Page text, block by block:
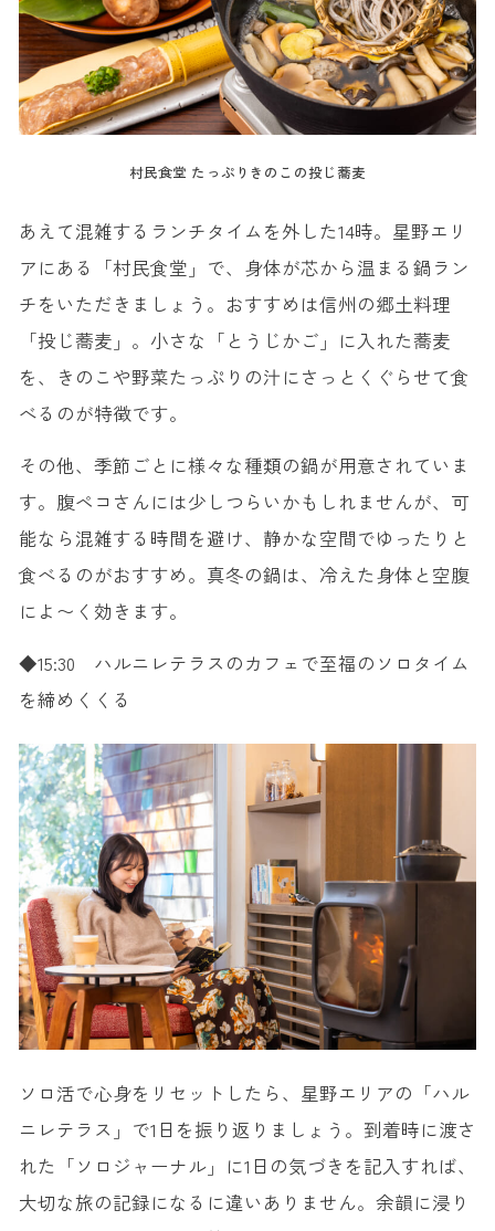
村民食堂 たっぷりきのこの投じ蕎麦
あえて混雑するランチタイムを外した14時。星野エリ
アにある「村民食堂」で、身体が芯から温まる鍋ラン
チをいただきましょう。おすすめは信州の郷土料理
「投じ蕎麦」。小さな「とうじかご」に入れた蕎麦
を、きのこや野菜たっぷりの汁にさっとくぐらせて食
べるのが特徴です。
その他、季節ごとに様々な種類の鍋が用意されていま
す。腹ペコさんには少しつらいかもしれませんが、可
能なら混雑する時間を避け、静かな空間でゆったりと
食べるのがおすすめ。真冬の鍋は、冷えた身体と空腹
によ〜く効きます。
◆15:30 ハルニレテラスのカフェで至福のソロタイム
を締めくくる
ソロ活で心身をリセットしたら、星野エリアの「ハル
ニレテラス」で1日を振り返りましょう。到着時に渡さ
れた「ソロジャーナル」に1日の気づきを記入すれば、
大切な旅の記録になるに違いありません。余韻に浸り